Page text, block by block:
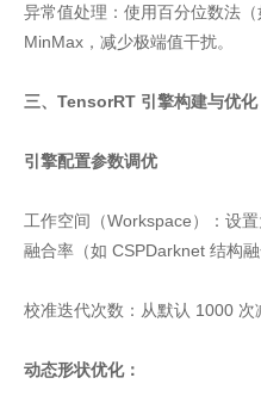
异常值处理：使用百分位数法
MinMax，减少极端值干扰。
三、TensorRT 引擎构建与优化
引擎配置参数调优
工作空间（Workspace）：设
融合率（如 CSPDarknet 结构融
校准迭代次数：从默认 1000 次
动态形状优化：